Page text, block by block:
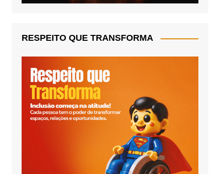
RESPEITO QUE TRANSFORMA